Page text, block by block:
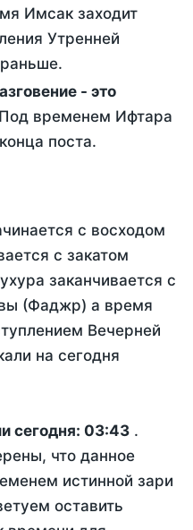
Имсак заходит
Утренней
Под временем Ифтара
поста.
с восходом
с закатом
заканчивается с
(Фаджр) а время
Вечерней
на сегодня
сегодня: 03:43 .
что данное
истинной зари
оставить